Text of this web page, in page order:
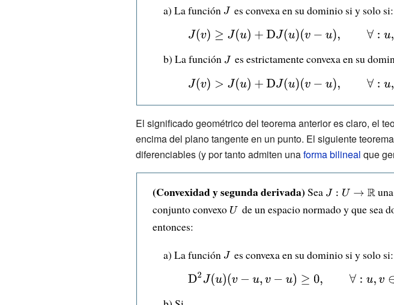
}
a) La función {\displaystyle
J\,}
es convexa en su dominio si y solo si:
{\displaystyle
J(v)\geq
{D} J(u)(v-
u),\qquad
\forall :u,v\in
U}
b) La función {\displaystyle
J\,}
es estrictamente convexa en su
{\displaystyle
J(v)>J(u)+\mathrm
{D} J(u)(v-
u),\qquad \forall
:u,v\in U,u\neq v}
El significado geométrico del teorema anterior es claro, el
encima del plano tangente en un punto. El siguiente
diferenciables (y por tanto admiten unaforma bilineal que
(Convexidad y segunda derivada) Sea {\displaystyle
J:U\to
conjunto convexo {\displaystyle
de un espacio normado y que sea
entonces:
a) La función {\displaystyle
J\,}
es convexa en su dominio si y solo si:
{\displaystyle